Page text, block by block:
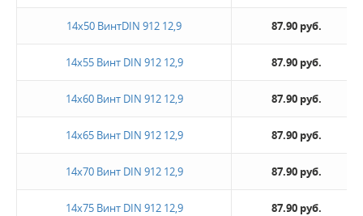
14х50 ВинтDIN 912 12,9 87.90 руб.
14х55 Винт DIN 912 12,9 87.90 руб.
14х60 Винт DIN 912 12,9 87.90 руб.
14х65 Винт DIN 912 12,9 87.90 руб.
14х70 Винт DIN 912 12,9 87.90 руб.
14х75 Винт DIN 912 12,9 87.90 руб.